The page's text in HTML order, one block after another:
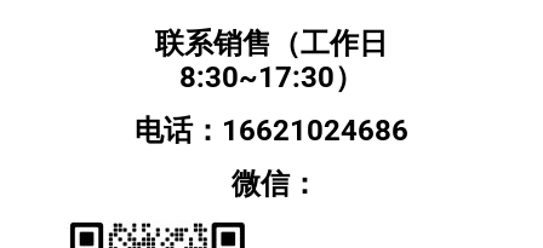
联系销售（工作日
8:30~17:30）
电话：16621024686
微信：